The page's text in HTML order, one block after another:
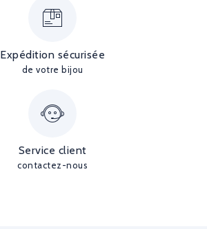
Expédition sécurisée
de votre bijou
Service client
contactez-nous